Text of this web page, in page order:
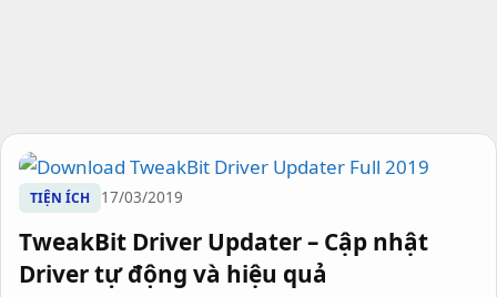
TIỆN ÍCH 17/03/2019
TweakBit Driver Updater – Cập nhật
Driver tự động và hiệu quả